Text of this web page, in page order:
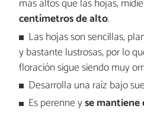
más altos que las hojas,
centímetros de alto.
Las hojas son sencillas,
y bastante lustrosas, por lo
floración sigue siendo muy
Desarrolla una raíz bajo
Es perenne yse